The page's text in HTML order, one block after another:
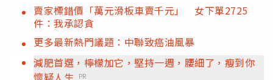
賣家標錯價「萬元滑板車賣千元」 女下單2725
件：我承認貪
更多最新熱門議題：中聯致癌油風暴
減肥首選，檸檬加它，堅持一週，腰細了，瘦到你
PR